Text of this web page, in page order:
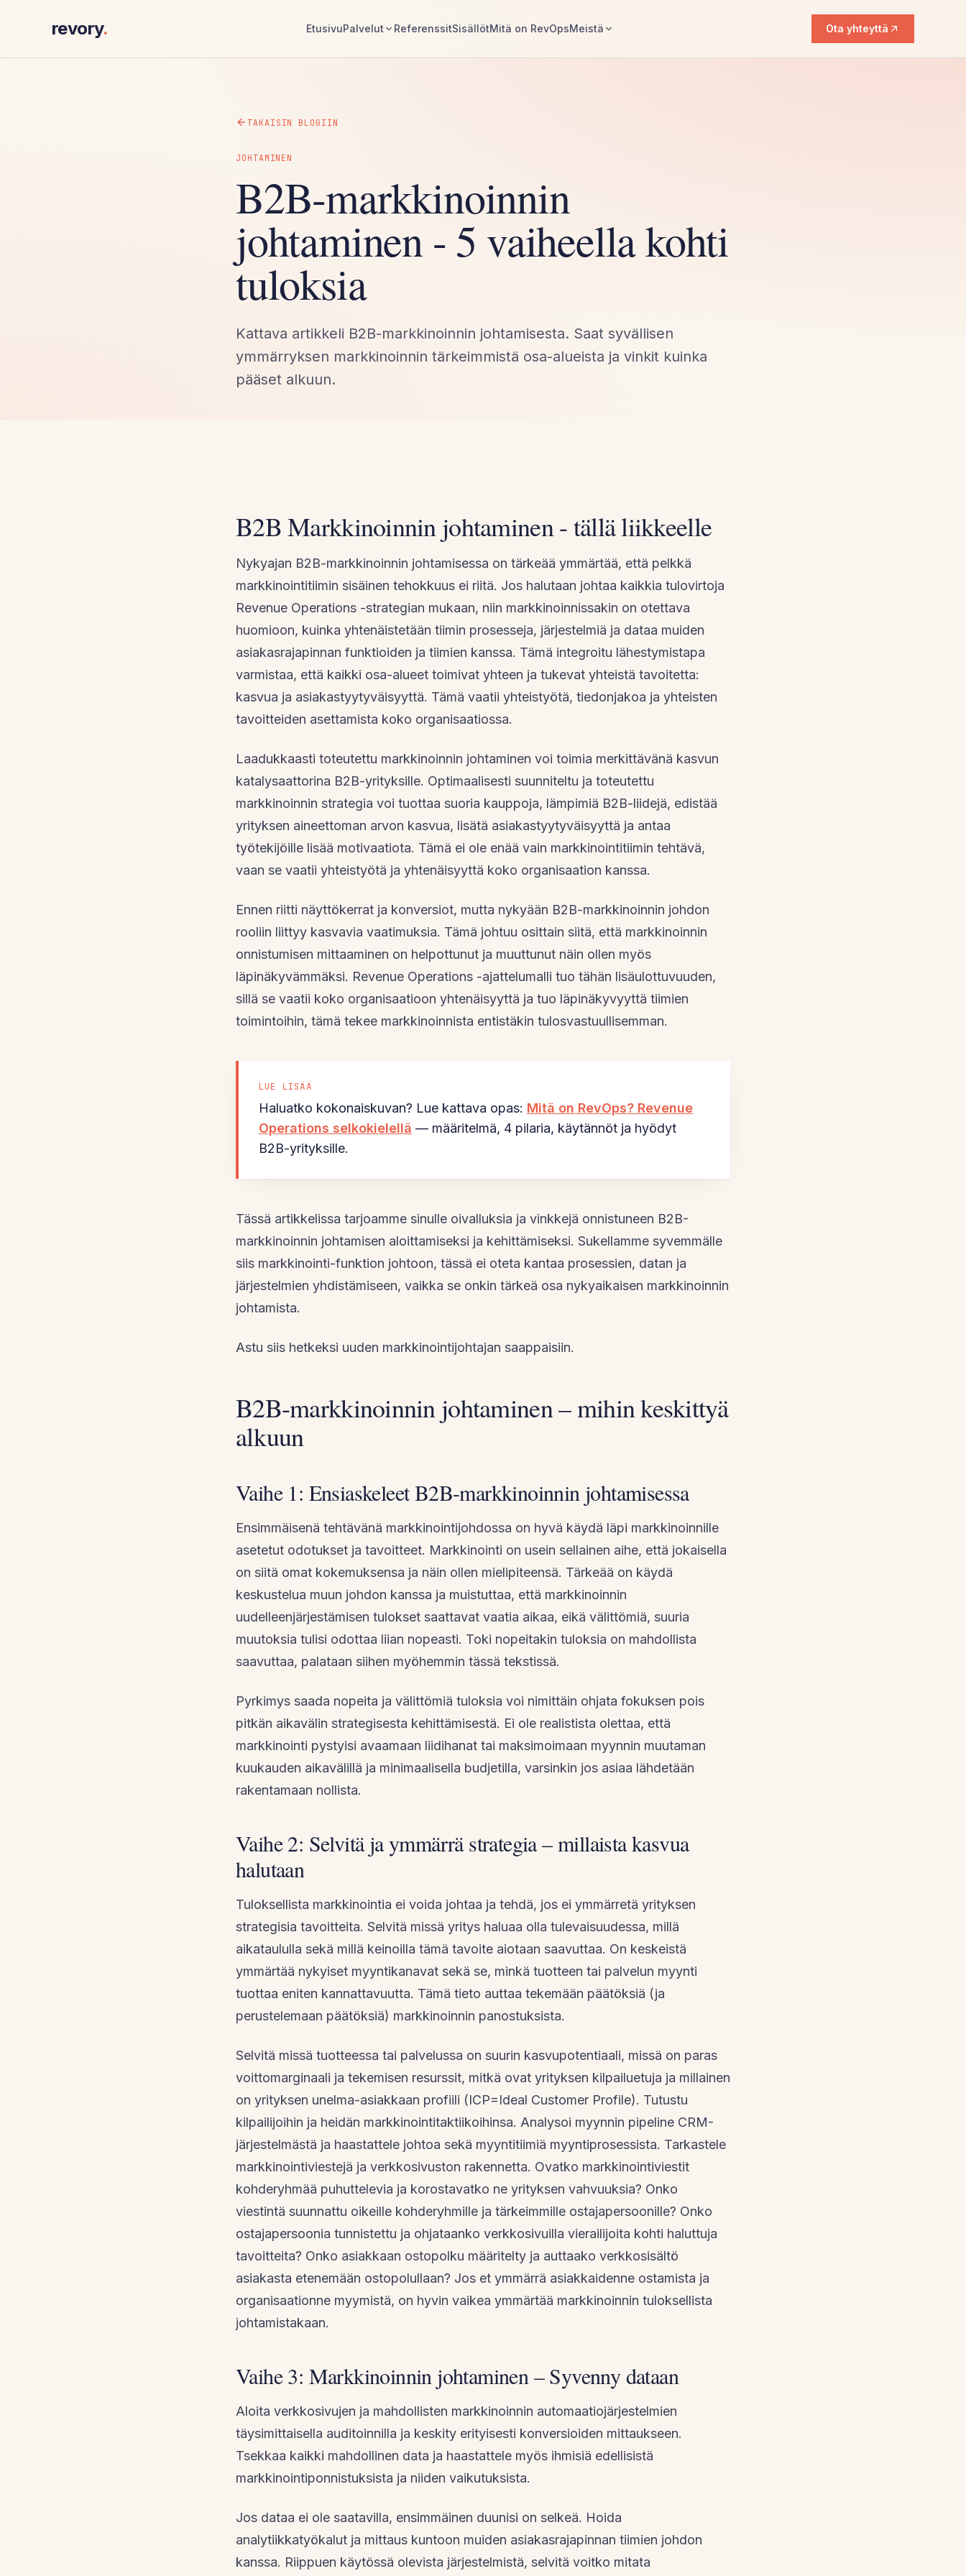
revory. EtusivuPalvelut ReferenssitSisällötMitä on RevOpsMeistä Ota yhteyttä
TAKAISIN BLOGIIN
JOHTAMINEN
B2B-markkinoinnin
johtaminen - 5 vaiheella kohti
tuloksia
Kattava artikkeli B2B-markkinoinnin johtamisesta. Saat syvällisen
ymmärryksen markkinoinnin tärkeimmistä osa-alueista ja vinkit kuinka
pääset alkuun.
B2B Markkinoinnin johtaminen - tällä liikkeelle
Nykyajan B2B-markkinoinnin johtamisessa on tärkeää ymmärtää, että pelkkä
markkinointitiimin sisäinen tehokkuus ei riitä. Jos halutaan johtaa kaikkia tulovirtoja
Revenue Operations -strategian mukaan, niin markkinoinnissakin on otettava
huomioon, kuinka yhtenäistetään tiimin prosesseja, järjestelmiä ja dataa muiden
asiakasrajapinnan funktioiden ja tiimien kanssa. Tämä integroitu lähestymistapa
varmistaa, että kaikki osa-alueet toimivat yhteen ja tukevat yhteistä tavoitetta:
kasvua ja asiakastyytyväisyyttä. Tämä vaatii yhteistyötä, tiedonjakoa ja yhteisten
tavoitteiden asettamista koko organisaatiossa.
Laadukkaasti toteutettu markkinoinnin johtaminen voi toimia merkittävänä kasvun
katalysaattorina B2B-yrityksille. Optimaalisesti suunniteltu ja toteutettu
markkinoinnin strategia voi tuottaa suoria kauppoja, lämpimiä B2B-liidejä, edistää
yrityksen aineettoman arvon kasvua, lisätä asiakastyytyväisyyttä ja antaa
työtekijöille lisää motivaatiota. Tämä ei ole enää vain markkinointitiimin tehtävä,
vaan se vaatii yhteistyötä ja yhtenäisyyttä koko organisaation kanssa.
Ennen riitti näyttökerrat ja konversiot, mutta nykyään B2B-markkinoinnin johdon
rooliin liittyy kasvavia vaatimuksia. Tämä johtuu osittain siitä, että markkinoinnin
onnistumisen mittaaminen on helpottunut ja muuttunut näin ollen myös
läpinäkyvämmäksi. Revenue Operations -ajattelumalli tuo tähän lisäulottuvuuden,
sillä se vaatii koko organisaatioon yhtenäisyyttä ja tuo läpinäkyvyyttä tiimien
toimintoihin, tämä tekee markkinoinnista entistäkin tulosvastuullisemman.
LUE LISÄÄ
Haluatko kokonaiskuvan? Lue kattava opas: Mitä on RevOps? Revenue
Operations selkokielellä — määritelmä, 4 pilaria, käytännöt ja hyödyt
B2B-yrityksille.
Tässä artikkelissa tarjoamme sinulle oivalluksia ja vinkkejä onnistuneen B2B-
markkinoinnin johtamisen aloittamiseksi ja kehittämiseksi. Sukellamme syvemmälle
siis markkinointi-funktion johtoon, tässä ei oteta kantaa prosessien, datan ja
järjestelmien yhdistämiseen, vaikka se onkin tärkeä osa nykyaikaisen markkinoinnin
johtamista.
Astu siis hetkeksi uuden markkinointijohtajan saappaisiin.
B2B-markkinoinnin johtaminen – mihin keskittyä
alkuun
Vaihe 1: Ensiaskeleet B2B-markkinoinnin johtamisessa
Ensimmäisenä tehtävänä markkinointijohdossa on hyvä käydä läpi markkinoinnille
asetetut odotukset ja tavoitteet. Markkinointi on usein sellainen aihe, että jokaisella
on siitä omat kokemuksensa ja näin ollen mielipiteensä. Tärkeää on käydä
keskustelua muun johdon kanssa ja muistuttaa, että markkinoinnin
uudelleenjärjestämisen tulokset saattavat vaatia aikaa, eikä välittömiä, suuria
muutoksia tulisi odottaa liian nopeasti. Toki nopeitakin tuloksia on mahdollista
saavuttaa, palataan siihen myöhemmin tässä tekstissä.
Pyrkimys saada nopeita ja välittömiä tuloksia voi nimittäin ohjata fokuksen pois
pitkän aikavälin strategisesta kehittämisestä. Ei ole realistista olettaa, että
markkinointi pystyisi avaamaan liidihanat tai maksimoimaan myynnin muutaman
kuukauden aikavälillä ja minimaalisella budjetilla, varsinkin jos asiaa lähdetään
rakentamaan nollista.
Vaihe 2: Selvitä ja ymmärrä strategia – millaista kasvua
halutaan
Tuloksellista markkinointia ei voida johtaa ja tehdä, jos ei ymmärretä yrityksen
strategisia tavoitteita. Selvitä missä yritys haluaa olla tulevaisuudessa, millä
aikataululla sekä millä keinoilla tämä tavoite aiotaan saavuttaa. On keskeistä
ymmärtää nykyiset myyntikanavat sekä se, minkä tuotteen tai palvelun myynti
tuottaa eniten kannattavuutta. Tämä tieto auttaa tekemään päätöksiä (ja
perustelemaan päätöksiä) markkinoinnin panostuksista.
Selvitä missä tuotteessa tai palvelussa on suurin kasvupotentiaali, missä on paras
voittomarginaali ja tekemisen resurssit, mitkä ovat yrityksen kilpailuetuja ja millainen
on yrityksen unelma-asiakkaan profiili (ICP=Ideal Customer Profile). Tutustu
kilpailijoihin ja heidän markkinointitaktiikoihinsa. Analysoi myynnin pipeline CRM-
järjestelmästä ja haastattele johtoa sekä myyntitiimiä myyntiprosessista. Tarkastele
markkinointiviestejä ja verkkosivuston rakennetta. Ovatko markkinointiviestit
kohderyhmää puhuttelevia ja korostavatko ne yrityksen vahvuuksia? Onko
viestintä suunnattu oikeille kohderyhmille ja tärkeimmille ostajapersoonille? Onko
ostajapersoonia tunnistettu ja ohjataanko verkkosivuilla vierailijoita kohti haluttuja
tavoitteita? Onko asiakkaan ostopolku määritelty ja auttaako verkkosisältö
asiakasta etenemään ostopolullaan? Jos et ymmärrä asiakkaidenne ostamista ja
organisaationne myymistä, on hyvin vaikea ymmärtää markkinoinnin tuloksellista
johtamistakaan.
Vaihe 3: Markkinoinnin johtaminen – Syvenny dataan
Aloita verkkosivujen ja mahdollisten markkinoinnin automaatiojärjestelmien
täysimittaisella auditoinnilla ja keskity erityisesti konversioiden mittaukseen.
Tsekkaa kaikki mahdollinen data ja haastattele myös ihmisiä edellisistä
markkinointiponnistuksista ja niiden vaikutuksista.
Jos dataa ei ole saatavilla, ensimmäinen duunisi on selkeä. Hoida
analytiikkatyökalut ja mittaus kuntoon muiden asiakasrajapinnan tiimien johdon
kanssa. Riippuen käytössä olevista järjestelmistä, selvitä voitko mitata